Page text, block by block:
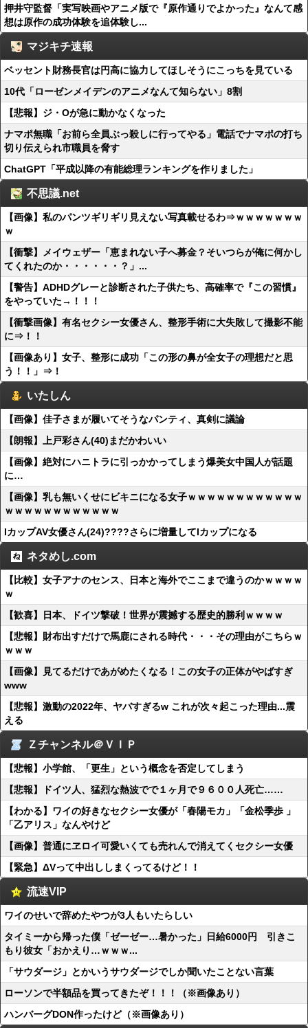
押井守監督「実写映画やアニメ版で『原作通りでよかった』なんて感
想は原作の成功体験を追体験し...
マジキチ速報
ベッセント財務長官は円高に協力してほしそうにこっちを見ている
10代「ローゼンメイデンのアニメなんて知らない」8割
【悲報】ジ・Oが急に動かなくなった
ナマポ無職「お前ら全員ぶっ殺しに行ってやる」電話でナマポの打ち
切り伝えられ市職員を脅す
ChatGPT「平成以降の有能総理ランキングを作りました」
不思議.net
【画像】私のパンツギリギリ見えない写真載せるわ⇒ｗｗｗｗｗｗｗ
ｗ
【衝撃】メイウェザー「恵まれない子へ募金？そいつらが俺に何かし
てくれたのか・・・・・・？」...
【警告】ADHDグレーと診断された子供たち、高確率で『この習慣』
をやっていた→！！！
【衝撃画像】有名セクシー女優さん、整形手術に大失敗して撮影不能
に⇒！！
【画像あり】女子、整形に成功「この形の鼻が全女子の理想だと思
う！！」⇒！
いたしん
【画像】佳子さまが履いてそうなパンティ、真剣に議論
【朗報】上戸彩さん(40)まだかわいい
【画像】絶対にハニトラに引っかかってしまう爆美女中国人が話題
に…
【画像】乳も無いくせにビキニになる女子ｗｗｗｗｗｗｗｗｗｗｗｗ
ｗｗｗｗｗｗｗｗｗｗｗｗ
IカップAV女優さん(24)????さらに増量してIカップになる
ネタめし.com
【比較】女子アナのセンス、日本と海外でここまで違うのかｗｗｗｗ
ｗ
【歓喜】日本、ドイツ撃破！世界が震撼する歴史的勝利ｗｗｗｗ
【悲報】財布出すだけで馬鹿にされる時代・・・その理由がこちらｗ
ｗｗｗ
【画像】見てるだけであがめたくなる！この女子の正体がやばすぎ
www
【悲報】激動の2022年、ヤバすぎるw これが次々起こった理由...震
える
Ｚチャンネル＠ＶＩＰ
【悲報】小学館、「更生」という概念を否定してしまう
【悲報】ドイツ人、猛烈な熱波でで１ヶ月で９６００人死亡……
【わかる】ワイの好きなセクシー女優が「春陽モカ」「金松季歩 」
「乙アリス」なんやけど
【画像】普通にヱロイ可愛いくても売れんで消えてくセクシー女優
【緊急】ΔVって中出ししまくってるけど！！
流速VIP
ワイのせいで辞めたやつが3人もいたらしい
タイミーから帰った僕「ゼーゼー…暑かった」日給6000円 引きこ
もり彼女「おかえり…ｗｗｗ...
「サウダージ」とかいうサウダージでしか聞いたことない言葉
ローソンで半額品を買ってきたぞ！！！（※画像あり）
ハンバーグDON作ったけど（※画像あり）